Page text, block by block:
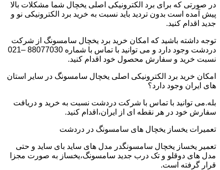
در صورتی که برای برد الکترونیکی اصلی یخچال شما مشکلات بالا
پیش آمده است بدون تردید باید نسبت به خرید برد الکترونیکی نو و
جدید اقدام کنید.
توجه داشته باشید که امکان خرید برد یخچال سامسونگ از شرکت
دردشت وجود دارد و می توانید با تماس با شماره 88077030 –021
نسبت خرید و سفارش محصول خود اقدام کنید.
امکان خرید برد الکترونیکی اصلی یخچال سامسونگ در سایر استان
های ایران وجود دارد؟
بله.می توانید با تماس با شرکت دردشت نسبت به خرید و دریافت
سفارش خود در هر نقطه ای از ایران،اقدام کنید.
تعمیرات یخساز یخچال های سامسونگ در دردشت
تعمیر یخساز یخچال سامسونگدر مدل های ساید بای ساید و حتی
مدل های دوقلو و تک درب جدید سامسونگ،یخساز به صورت مجزا
قرار گرفته است.